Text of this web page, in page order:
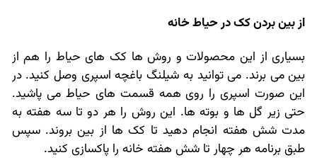
از بین بردن کک در حیاط خانه
بسیاری از این محصولات و روش ها کک های حیاط را هم از
بین می برند. می توانید به شیلنگ باغچه اسپری وصل کنید. در
این صورت اسپری را روی همه قسمت های حیاط می پاشید.
حتی زیر گل ها و بوته ها. این روش را هر دو تا سه هفته به
مدت شش هفته انجام دهید تا کک ها از بین بروند. سپس
طبق برنامه هر چهار تا شش هفته خانه را پاکسازی کنید.